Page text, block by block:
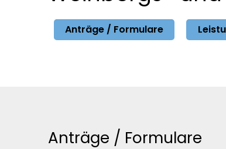
Anträge / Formulare
Anträge / Formulare